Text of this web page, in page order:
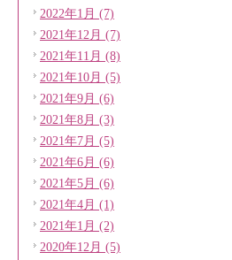
2022年1月 (7)
2021年12月 (7)
2021年11月 (8)
2021年10月 (5)
2021年9月 (6)
2021年8月 (3)
2021年7月 (5)
2021年6月 (6)
2021年5月 (6)
2021年4月 (1)
2021年1月 (2)
2020年12月 (5)